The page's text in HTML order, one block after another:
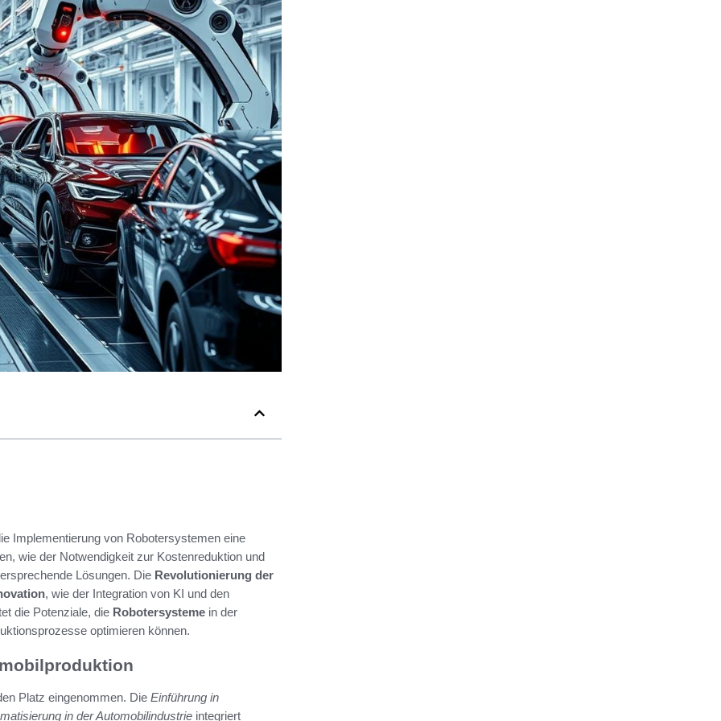
Implementierung von Robotersystemen eine
wie der Notwendigkeit zur Kostenreduktion und
Lösungen. Die Revolutionierung der
, wie der Integration von KI und den
die Potenziale, die Robotersysteme in der
optimieren können.
Platz eingenommen. Die Einführung in
in der Automobilindustrie integriert